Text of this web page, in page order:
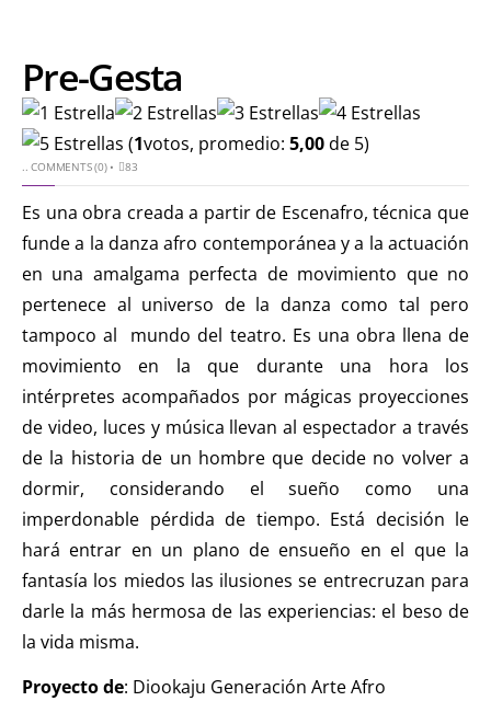
Pre-Gesta
(1votos, promedio: 5,00de 5)
..COMMENTS (0)• 83
Es una obra creada a partir de Escenafro, técnica que
funde a la danza afro contemporánea y a la actuación
en una amalgama perfecta de movimiento que no
pertenece al universo de la danza como tal pero
tampoco al mundo del teatro. Es una obra llena de
movimiento en la que durante una hora los
intérpretes acompañados por mágicas proyecciones
de video, luces y música llevan al espectador a través
de la historia de un hombre que decide no volver a
dormir, considerando el sueño como una
imperdonable pérdida de tiempo. Está decisión le
hará entrar en un plano de ensueño en el que la
fantasía los miedos las ilusiones se entrecruzan para
darle la más hermosa de las experiencias: el beso de
la vida misma.
Proyecto de: Diookaju Generación Arte Afro